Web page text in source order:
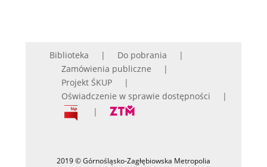
Biblioteka
Do pobrania
Zamówienia publiczne
Projekt ŚKUP
Oświadczenie w sprawie dostępności
2019 © Górnośląsko-Zagłębiowska Metropolia